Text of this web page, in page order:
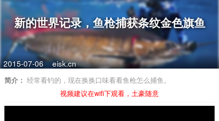
新的世界记录，鱼枪捕获条纹金色旗鱼
2015-07-06 eisk.cn
简介： 经常看钓的，现在换换口味看看鱼枪怎么捕鱼。
视频建议在wifi下观看，土豪随意